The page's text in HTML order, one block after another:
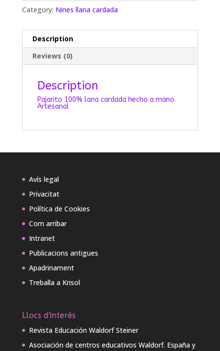
Category: Nines llana cardada
Description
Reviews (0)
Description
Pajarito 100% lana cardada hecho a mano.
Artesanal
Avís legal
Privacitat
Política de Cookies
Com arribar
Intranet
Publicacions antigues
Apadrinament
Treballa a Krisol
Llocs d'interès
Revista Educación Waldorf Steiner
Asociación de centros educativos Waldorf. España y